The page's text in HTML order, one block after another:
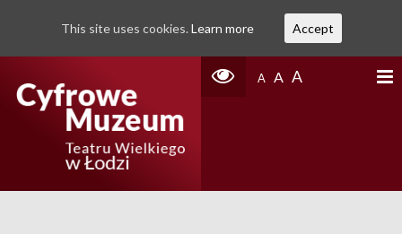
A A A
This site uses cookies. Learn more Accept